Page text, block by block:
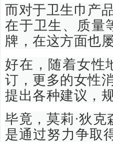
而对于卫生巾产
在于卫生、质量
牌，在这方面也
好在，随着女性
订，更多的女性
提出各种建议，
毕竟，莫莉·狄
是通过努力争取